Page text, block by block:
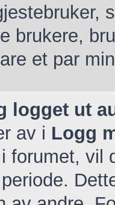
brukere,
et par
logget ut
av i Logg
forumet,